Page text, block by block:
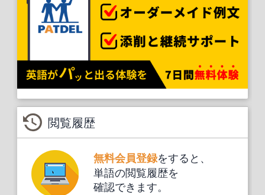
閲覧履歴
無料会員登録をすると、
単語の閲覧履歴を
確認できます。